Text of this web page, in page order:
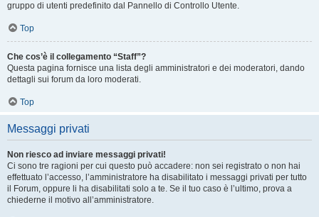
gruppo di utenti predefinito dal Pannello di Controllo Utente.
Top
Che cos’è il collegamento “Staff”?
Questa pagina fornisce una lista degli amministratori e dei moderatori, dando
dettagli sui forum da loro moderati.
Top
Messaggi privati
Non riesco ad inviare messaggi privati!
Ci sono tre ragioni per cui questo può accadere: non sei registrato o non hai
effettuato l’accesso, l’amministratore ha disabilitato i messaggi privati per tutto
il Forum, oppure li ha disabilitati solo a te. Se il tuo caso è l’ultimo, prova a
chiederne il motivo all’amministratore.